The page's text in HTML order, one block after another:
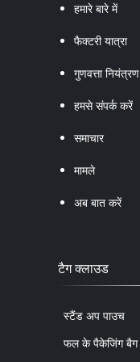
हमारे बारे में
फैक्टरी यात्रा
गुणवत्ता नियंत्रण
हमसे संपर्क करें
समाचार
मामले
अब बात करें
टैग क्लाउड
स्टैंड अप पाउच
फल के पैकेजिंग बैग